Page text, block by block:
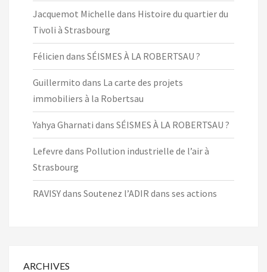
Jacquemot Michelle dans Histoire du quartier du
Tivoli à Strasbourg
Félicien dans SÉISMES À LA ROBERTSAU ?
Guillermito dans La carte des projets
immobiliers à la Robertsau
Yahya Gharnati dans SÉISMES À LA ROBERTSAU ?
Lefevre dans Pollution industrielle de l’air à
Strasbourg
RAVISYdans Soutenez l’ADIR dans ses actions
ARCHIVES